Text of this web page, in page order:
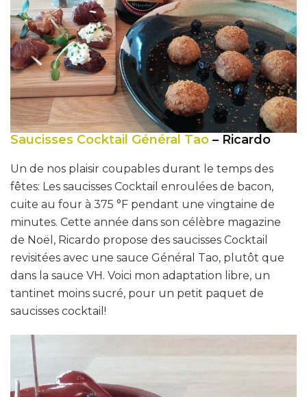
Saucisses Cocktail Général Tao – Ricardo
Un de nos plaisir coupables durant le temps des
fêtes: Les saucisses Cocktail enroulées de bacon,
cuite au four à 375 °F pendant une vingtaine de
minutes. Cette année dans son célèbre magazine
de Noël, Ricardo propose des saucisses Cocktail
revisitées avec une sauce Général Tao, plutôt que
dans la sauce VH. Voici mon adaptation libre, un
tantinet moins sucré, pour un petit paquet de
saucisses cocktail!